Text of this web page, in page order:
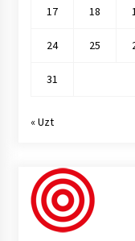
17 18
24 25
31
« Uzt